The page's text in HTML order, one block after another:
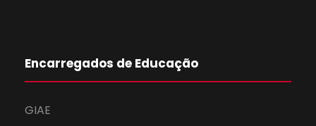
Encarregados de Educação
GIAE